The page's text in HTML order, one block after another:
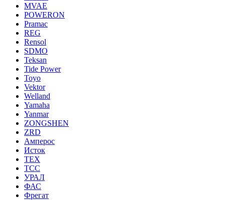
MVAE
POWERON
Pramac
REG
Rensol
SDMO
Teksan
Tide Power
Toyo
Vektor
Welland
Yamaha
Yanmar
ZONGSHEN
ZRD
Амперос
Исток
ТЕХ
ТСС
УРАЛ
ФАС
Фрегат